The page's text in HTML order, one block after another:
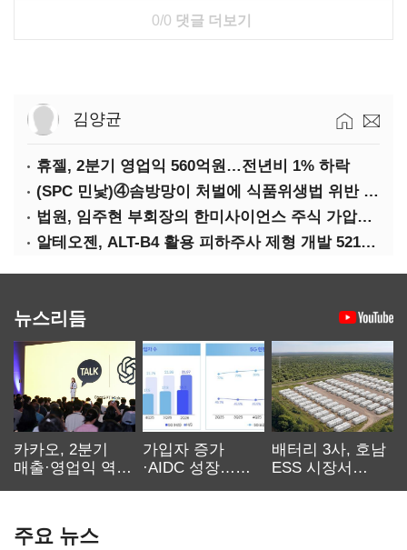
0/0 댓글 더보기
김양균
휴젤, 2분기 영업익 560억원…전년비 1% 하락
(SPC 민낯)④솜방망이 처벌에 식품위생법 위반 반복
법원, 임주현 부회장의 한미사이언스 주식 가압류 결정
알테오젠, ALT-B4 활용 피하주사 제형 개발 5219억원 기술이전
뉴스리듬
카카오, 2분기
매출·영업익 역대
가입자 증가
·AIDC 성장…
배터리 3사, 호남
ESS 시장서
주요 뉴스